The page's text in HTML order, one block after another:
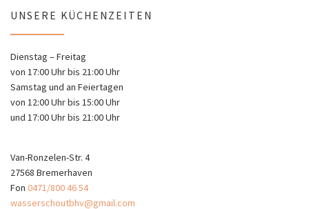
UNSERE KÜCHENZEITEN
Dienstag – Freitag
von 17:00 Uhr bis 21:00 Uhr
Samstag und an Feiertagen
von 12:00 Uhr bis 15:00 Uhr
und 17:00 Uhr bis 21:00 Uhr
Van-Ronzelen-Str. 4
27568 Bremerhaven
Fon 0471/800 46 54
wasserschoutbhv@gmail.com